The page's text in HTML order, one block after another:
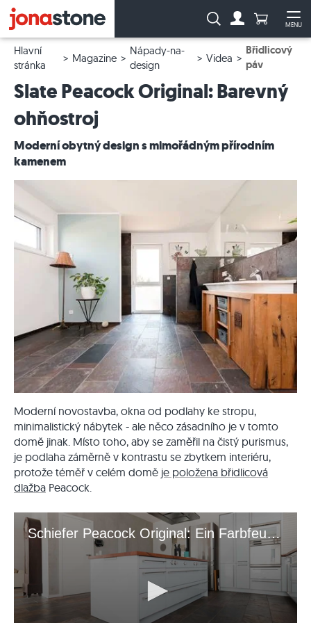
MENU
Vyhledávání:Počet
Hlavní
stránka
Magazine
Nápady-na-
design
Videa
Břidlicový
páv
Slate Peacock Original: Barevný
ohňostroj
Moderní obytný design s mimořádným přírodním
kamenem
Moderní novostavba, okna od podlahy ke stropu,
minimalistický nábytek - ale něco zásadního je v tomto
domě jinak. Místo toho, aby se zaměřil na čistý purismus,
je podlaha záměrně v kontrastu se zbytkem interiéru,
protože téměř v celém domě je položena břidlicová
dlažba Peacock.
Schiefer Peacock Original: Ein Farbfeuerwerk